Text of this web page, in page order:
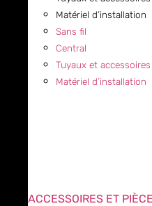
Matériel d’installation
Sans fil
Central
Tuyaux et accessoires
Matériel d’installation
ACCESSOIRES ET